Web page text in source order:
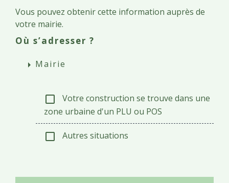
Vous pouvez obtenir cette information auprès de
votre mairie.
Où s’adresser ?
arrow_right Mairie
check_box_outline_blank
Votre construction se trouve dans une
zone urbaine d'un PLU ou POS
check_box_outline_blank Autres situations